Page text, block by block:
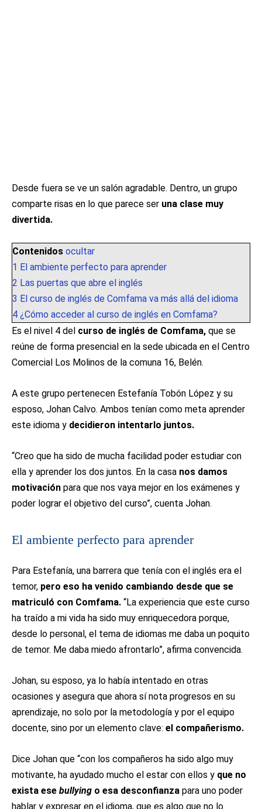
Desde fuera se ve un salón agradable. Dentro, un grupo
comparte risas en lo que parece ser una clase muy
divertida.
Contenidos ocultar
1 El ambiente perfecto para aprender
2 Las puertas que abre el inglés
3 El curso de inglés de Comfama va más allá del idioma
4 ¿Cómo acceder al curso de inglés en Comfama?
Es el nivel 4 del curso de inglés de Comfama, que se
reúne de forma presencial en la sede ubicada en el Centro
Comercial Los Molinos de la comuna 16, Belén.
A este grupo pertenecen Estefanía Tobón López y su
esposo, Johan Calvo. Ambos tenían como meta aprender
este idioma y decidieron intentarlo juntos.
“Creo que ha sido de mucha facilidad poder estudiar con
ella y aprender los dos juntos. En la casa nos damos
motivación para que nos vaya mejor en los exámenes y
poder lograr el objetivo del curso”, cuenta Johan.
El ambiente perfecto para aprender
Para Estefanía, una barrera que tenía con el inglés era el
temor, pero eso ha venido cambiando desde que se
matriculó con Comfama. “La experiencia que este curso
ha traído a mi vida ha sido muy enriquecedora porque,
desde lo personal, el tema de idiomas me daba un poquito
de temor. Me daba miedo afrontarlo”, afirma convencida.
Johan, su esposo, ya lo había intentado en otras
ocasiones y asegura que ahora sí nota progresos en su
aprendizaje, no solo por la metodología y por el equipo
docente, sino por un elemento clave: el compañerismo.
Dice Johan que “con los compañeros ha sido algo muy
motivante, ha ayudado mucho el estar con ellos y que no
exista ese bullying o esa desconfianza para uno poder
hablar y expresar en el idioma, que es algo que no lo